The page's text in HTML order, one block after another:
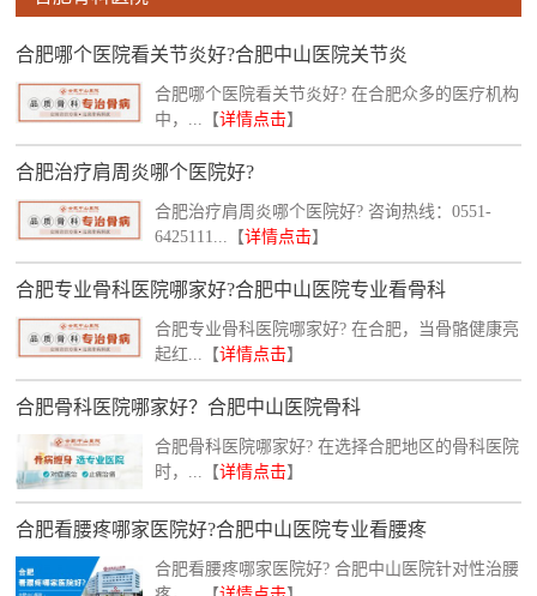
合肥哪个医院看关节炎好?合肥中山医院关节炎
合肥哪个医院看关节炎好? 在合肥众多的医疗机构
中，...【详情点击】
合肥治疗肩周炎哪个医院好?
合肥治疗肩周炎哪个医院好? 咨询热线：0551-
6425111...【详情点击】
合肥专业骨科医院哪家好?合肥中山医院专业看骨科
合肥专业骨科医院哪家好? 在合肥，当骨骼健康亮
起红...【详情点击】
合肥骨科医院哪家好？合肥中山医院骨科
合肥骨科医院哪家好? 在选择合肥地区的骨科医院
时，...【详情点击】
合肥看腰疼哪家医院好?合肥中山医院专业看腰疼
合肥看腰疼哪家医院好? 合肥中山医院针对性治腰